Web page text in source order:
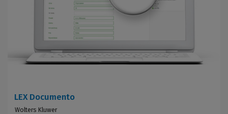
LEX Documento
Wolters Kluwer